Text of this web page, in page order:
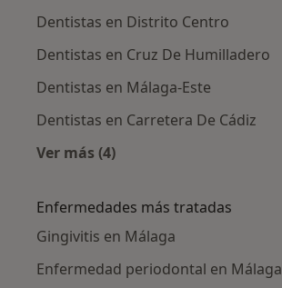
Dentistas en Distrito Centro
Dentistas en Cruz De Humilladero
Dentistas en Málaga-Este
Dentistas en Carretera De Cádiz
Ver más (4)
Enfermedades más tratadas
Gingivitis en Málaga
Enfermedad periodontal en Málaga